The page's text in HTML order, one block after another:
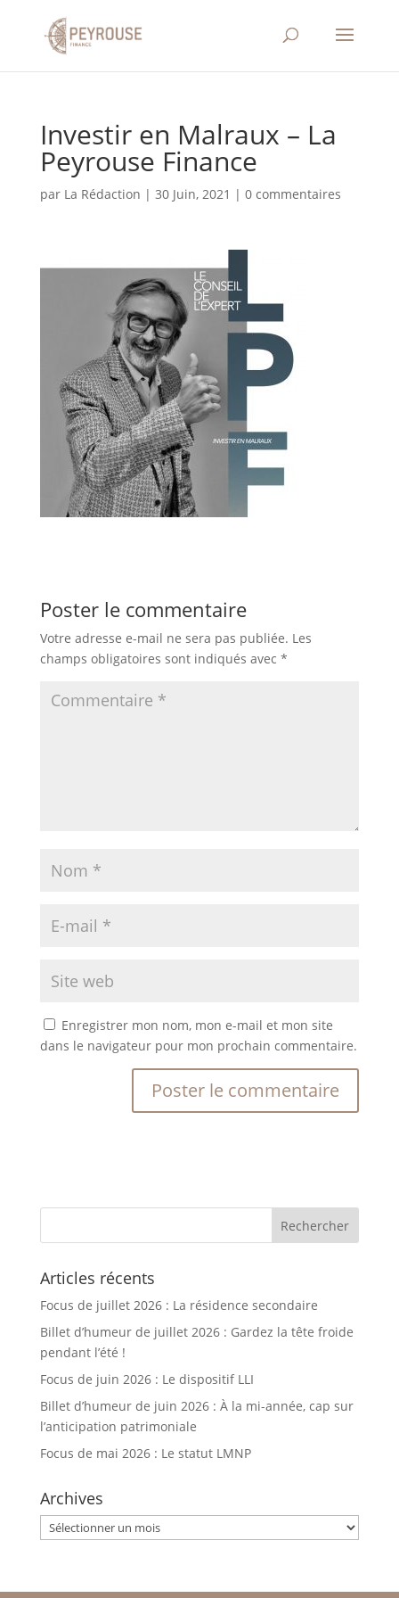
Investir en Malraux – La
Peyrouse Finance
par La Rédaction | 30 Juin, 2021 | 0 commentaires
Poster le commentaire
Votre adresse e-mail ne sera pas publiée. Les
champs obligatoires sont indiqués avec *
Enregistrer mon nom, mon e-mail et mon site
dans le navigateur pour mon prochain commentaire.
Articles récents
Focus de juillet 2026 : La résidence secondaire
Billet d’humeur de juillet 2026 : Gardez la tête froide
pendant l’été !
Focus de juin 2026 : Le dispositif LLI
Billet d’humeur de juin 2026 : À la mi-année, cap sur
l’anticipation patrimoniale
Focus de mai 2026 : Le statut LMNP
Archives
Archives